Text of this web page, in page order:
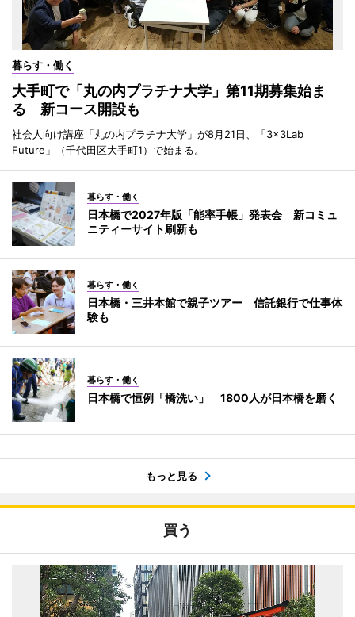
暮らす・働く
大手町で「丸の内プラチナ大学」第11期募集始ま
る 新コース開設も
社会人向け講座「丸の内プラチナ大学」が8月21日、「3×3Lab
Future」（千代田区大手町1）で始まる。
暮らす・働く
日本橋で2027年版「能率手帳」発表会 新コミュ
ニティーサイト刷新も
暮らす・働く
日本橋・三井本館で親子ツアー 信託銀行で仕事体
験も
暮らす・働く
日本橋で恒例「橋洗い」 1800人が日本橋を磨く
もっと見る
買う